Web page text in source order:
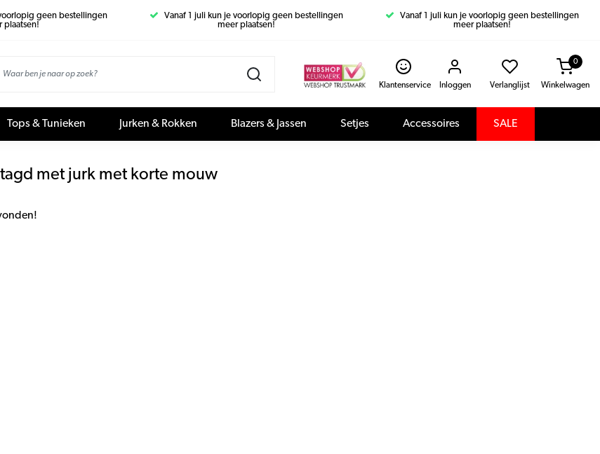
geen bestellingen
plaatsen!
Vanaf 1 juli kun je voorlopig geen bestellingen
meer plaatsen!
Vanaf 1 juli kun je voorlopig geen bestellingen
meer plaatsen!
Klantenservice Inloggen Verlanglijst Winkelwagen
0
Tops & Tunieken Jurken & Rokken Blazers & Jassen Setjes Accessoires SALE
met jurk met korte mouw